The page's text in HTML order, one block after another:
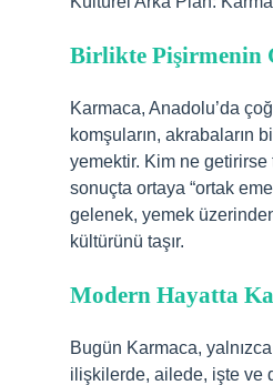
Birlikte Pişirmenin
Karmaca, Anadolu’da
komşuların, akrabaların
yemektir. Kim ne getirirse
sonuçta ortaya “ortak
gelenek, yemek
kültürünü taşır.
Modern Hayatta
Bugün Karmaca,
ilişkilerde, ailede, işte ve